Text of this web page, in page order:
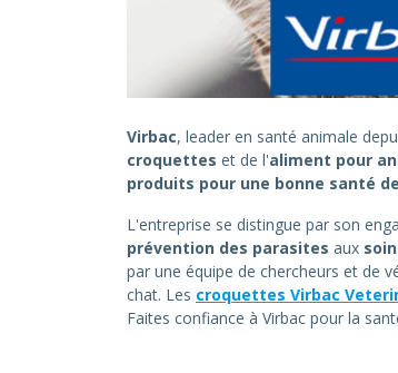
Virbac, leader en santé animale
croquettes et de l'aliment pour
produits pour une bonne santé
L'entreprise se distingue par son
prévention des parasites aux
par une équipe de chercheurs et de
chat. Les croquettes Virbac
Faites confiance à Virbac pour la